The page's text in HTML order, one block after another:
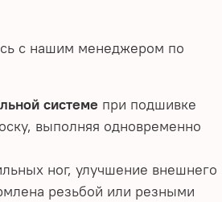
с нашим менеджером по
системе при подшивке
выполняя одновременно
ног, улучшение внешнего
резьбой или резными